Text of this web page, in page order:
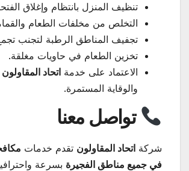
تنظيف المنزل بانتظام وإغلاق
التخلص من مخلفات الطعام
تجفيف المناطق الرطبة لتجنب
تخزين الطعام في حاويات مغلقة.
الاعتماد على خدمة اتحاد المقاولون
والوقاية المستمرة.
تواصل معنا
شركة اتحاد المقاولون تقدم خدمات
في جميع مناطق الفجيرة بسرعة